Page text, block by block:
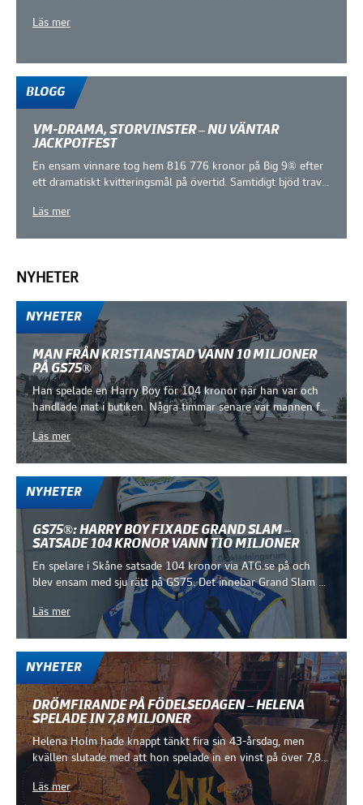
Läs mer
BLOGG
VM-DRAMA, STORVINSTER – NU VÄNTAR
JACKPOTFEST
En ensam vinnare tog hem 816 776 kronor på Big 9® efter
ett dramatiskt kvitteringsmål på övertid. Samtidigt bjöd trav...
Läs mer
NYHETER
NYHETER
MAN FRÅN KRISTIANSTAD VANN 10 MILJONER
PÅ GS75®
Han spelade en Harry Boy för 104 kronor när han var och
handlade mat i butiken. Några timmar senare var mannen f...
Läs mer
NYHETER
GS75®: HARRY BOY FIXADE GRAND SLAM –
SATSADE 104 KRONOR VANN TIO MILJONER
En spelare i Skåne satsade 104 kronor via ATG.se på och
blev ensam med sju rätt på GS75. Det innebar Grand Slam ...
Läs mer
NYHETER
DRÖMFIRANDE PÅ FÖDELSEDAGEN – HELENA
SPELADE IN 7,8 MILJONER
Helena Holm hade knappt tänkt fira sin 43-årsdag, men
kvällen slutade med att hon spelade in en vinst på över 7,8...
Läs mer